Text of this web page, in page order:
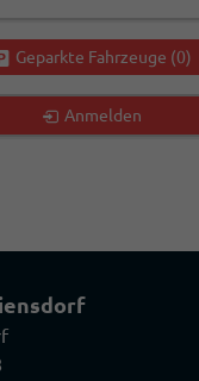
Geparkte Fahrzeuge (0)
Anmelden